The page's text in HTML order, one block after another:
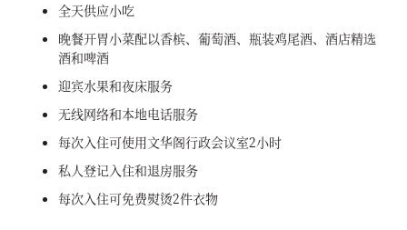
全天供应小吃
晚餐开胃小菜配以香槟、葡萄酒、瓶装鸡尾酒、酒店精选
酒和啤酒
迎宾水果和夜床服务
无线网络和本地电话服务
每次入住可使用文华阁行政会议室2小时
私人登记入住和退房服务
每次入住可免费熨烫2件衣物